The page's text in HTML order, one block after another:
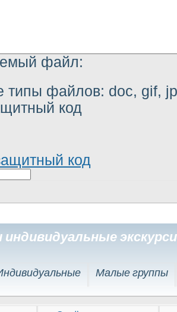
файл:
типы файлов: doc, gif,
код
код
индивидуальные
Малые группы